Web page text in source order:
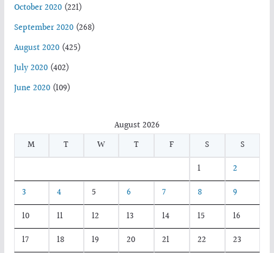
October 2020(221)
September 2020(268)
August 2020(425)
July 2020(402)
June 2020(109)
August 2026
M
T W T F S
S
1
2
3
4 5 6 7 8
9
10
11 12 13 14 15
16
17
18 19 20 21 22
23